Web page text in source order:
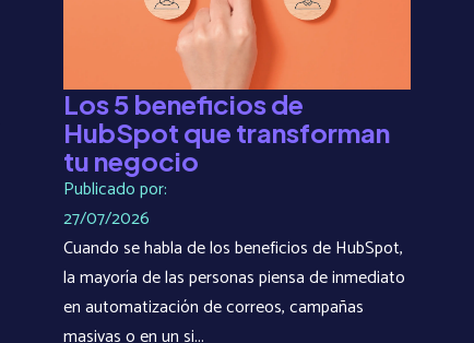
Los 5 beneficios de
HubSpot que transforman
tu negocio
Publicado por:
27/07/2026
Cuando se habla de los beneficios de HubSpot,
la mayoría de las personas piensa de inmediato
en automatización de correos, campañas
masivas o en un si...